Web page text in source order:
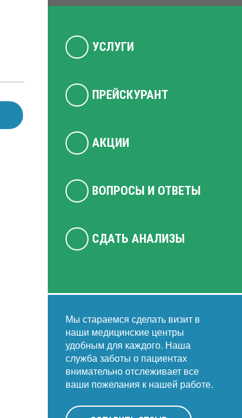
УСЛУГИ
ПРЕЙСКУРАНТ
АКЦИИ
ВОПРОСЫ И ОТВЕТЫ
СДАТЬ АНАЛИЗЫ
Мы стараемся сделать визит в
наши медицинские центры
удобным для каждого. Наша
служба заботы о пациентах
внимательно отслеживает все
ваши пожелания к нашей работе.